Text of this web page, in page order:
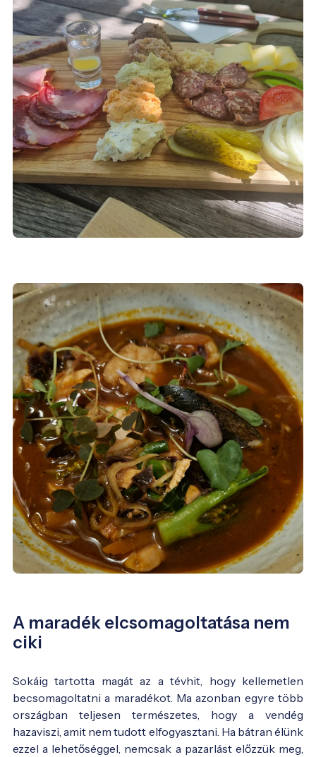
A maradék elcsomagoltatása nem
ciki
Sokáig tartotta magát az a tévhit, hogy kellemetlen
becsomagoltatni a maradékot. Ma azonban egyre több
országban teljesen természetes, hogy a vendég
hazaviszi, amit nem tudott elfogyasztani. Ha bátran élünk
ezzel a lehetőséggel, nemcsak a pazarlást előzzük meg,